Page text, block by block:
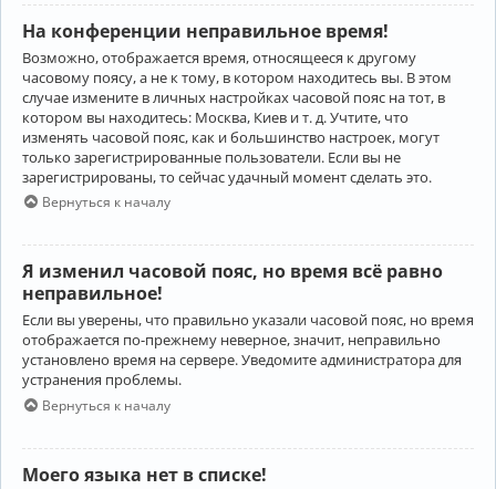
На конференции неправильное время!
Возможно, отображается время, относящееся к другому
часовому поясу, а не к тому, в котором находитесь вы. В этом
случае измените в личных настройках часовой пояс на тот, в
котором вы находитесь: Москва, Киев и т. д. Учтите, что
изменять часовой пояс, как и большинство настроек, могут
только зарегистрированные пользователи. Если вы не
зарегистрированы, то сейчас удачный момент сделать это.
Вернуться к началу
Я изменил часовой пояс, но время всё равно
неправильное!
Если вы уверены, что правильно указали часовой пояс, но время
отображается по-прежнему неверное, значит, неправильно
установлено время на сервере. Уведомите администратора для
устранения проблемы.
Вернуться к началу
Моего языка нет в списке!